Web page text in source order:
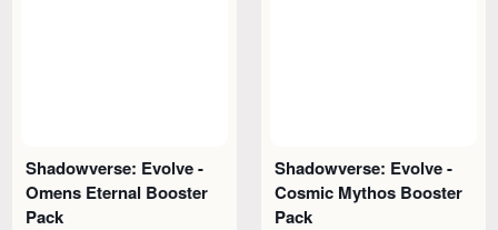
Shadowverse: Evolve -
Omens Eternal Booster
Pack
Shadowverse: Evolve -
Cosmic Mythos Booster
Pack